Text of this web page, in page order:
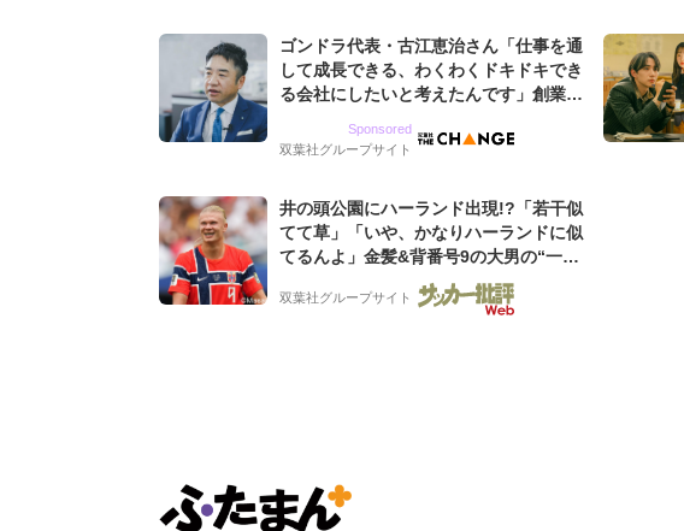
ゴンドラ代表・古江恵治さん「仕事を通
して成長できる、わくわくドキドキでき
る会社にしたいと考えたんです」創業来
グ会社のアイデンティティ
Sponsored
双葉社グループサイト
井の頭公園にハーランド出現!?「若干似
てて草」「いや、かなりハーランドに似
てるんよ」金髪&背番号9の大男の“一人
バイキング・ロー”映像が話題!「元気を
もらった」
双葉社グループサイト